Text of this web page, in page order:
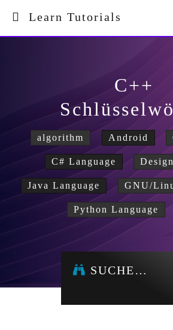
Learn Tutorials
C++
algorithm Android
C# Language
Java Language GNU/
Python Language
SUCHE…